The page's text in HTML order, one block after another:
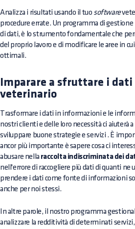
Analizza i risultati usando il tuo software
procedure errate. Un programma di
di dati, è lo strumento fondamentale che
del proprio lavoro e di modificare le aree in
ottimali.
Imparare a sfruttare i dati
veterinario
Trasformare i dati in informazioni e le
nostri clienti e delle loro necessità ci aiuterà
sviluppare buone strategie e servizi . È
ancor più importante è sapere cosa ci
abusare nella raccolta indiscriminata dei
nell'errore di raccogliere più dati di quanti ne
prendere i dati come fonte di informazioni
anche per noi stessi.
In altre parole, il nostro programma
analizzare la redditività di determinati